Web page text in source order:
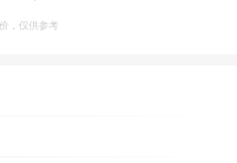
，仅供参考